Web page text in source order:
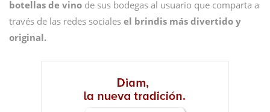
botellas de vino de sus bodegas al usuario que comparta a
través de las redes sociales el brindis más divertido y
original.